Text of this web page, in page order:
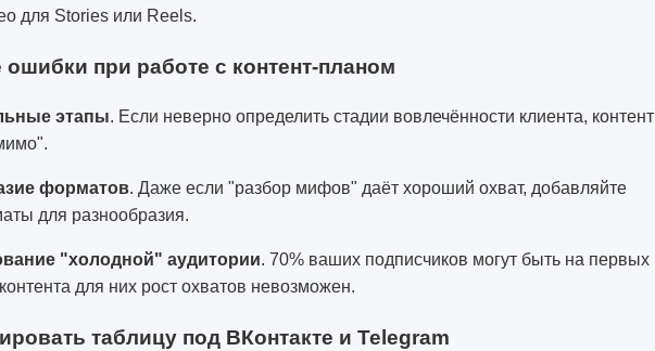
для Stories или Reels.
при работе с контент-планом
этапы. Если неверно определить стадии вовлечённости клиента, контент
форматов. Даже если "разбор мифов" даёт хороший охват, добавляйте
для разнообразия.
"холодной" аудитории. 70% ваших подписчиков могут быть на первых
для них рост охватов невозможен.
таблицу под ВКонтакте и Telegram